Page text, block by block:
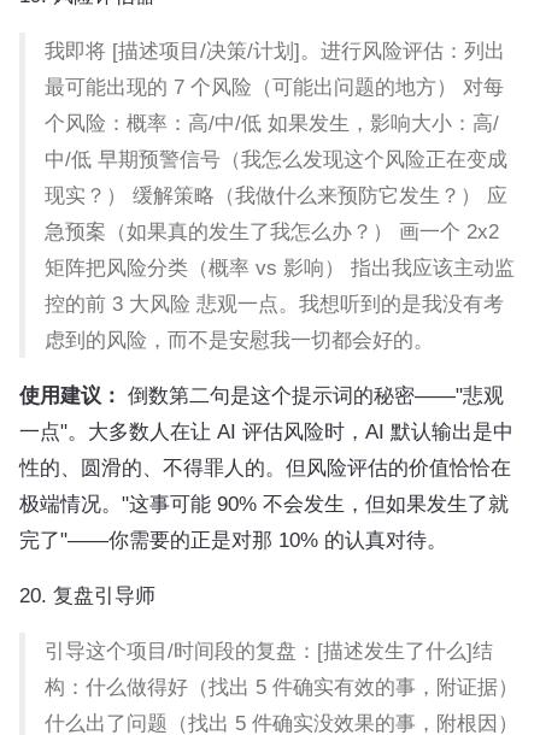
我即将 [描述项目/决策/计划]。进行风险评估：列出
最可能出现的 7 个风险（可能出问题的地方） 对每
个风险：概率：高/中/低 如果发生，影响大小：高/
中/低 早期预警信号（我怎么发现这个风险正在变成
现实？） 缓解策略（我做什么来预防它发生？） 应
急预案（如果真的发生了我怎么办？） 画一个 2x2
矩阵把风险分类（概率 vs 影响） 指出我应该主动监
控的前 3 大风险 悲观一点。我想听到的是我没有考
虑到的风险，而不是安慰我一切都会好的。
使用建议： 倒数第二句是这个提示词的秘密——"悲观
一点"。大多数人在让 AI 评估风险时，AI 默认输出是中
性的、圆滑的、不得罪人的。但风险评估的价值恰恰在
极端情况。"这事可能 90% 不会发生，但如果发生了就
完了"——你需要的正是对那 10% 的认真对待。
20. 复盘引导师
引导这个项目/时间段的复盘：[描述发生了什么]结
构：什么做得好（找出 5 件确实有效的事，附证据）
什么出了问题（找出 5 件确实没效果的事，附根因）